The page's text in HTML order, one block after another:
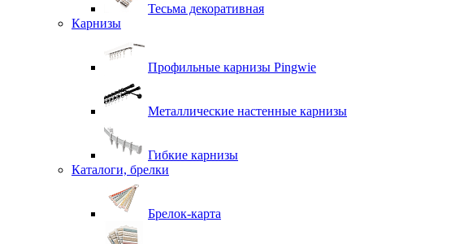
Тесьма декоративная
Карнизы
Профильные карнизы Pingwie
Металлические настенные карнизы
Гибкие карнизы
Каталоги, брелки
Брелок-карта